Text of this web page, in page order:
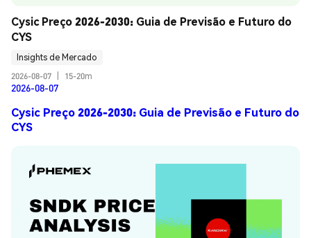
Cysic Preço 2026-2030: Guia de Previsão e Futuro do
CYS
Insights de Mercado
2026-08-07
15-20m
2026-08-07
Cysic Preço 2026-2030: Guia de Previsão e Futuro do
CYS